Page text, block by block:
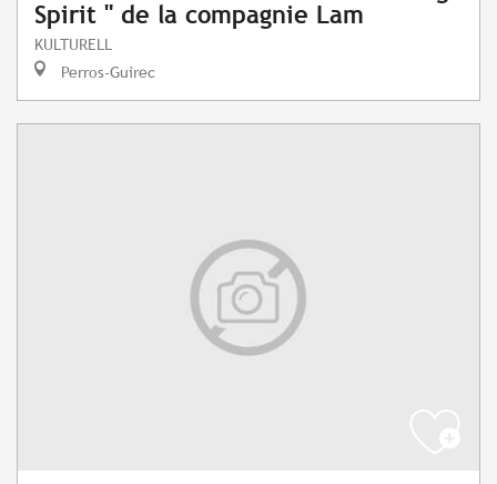
Spirit " de la compagnie Lam
KULTURELL
Perros-Guirec